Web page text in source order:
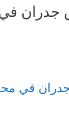
جدران في
في